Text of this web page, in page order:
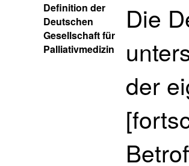
Definition der
Deutschen
Gesellschaft für
Palliativmedizin
Die
der